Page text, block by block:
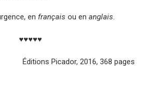
en français ou en anglais.
♥♥♥♥♥
Éditions Picador, 2016, 368 pages